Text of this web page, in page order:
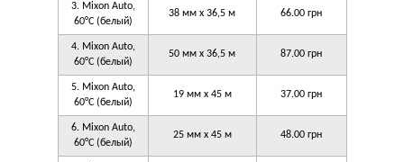
3. Mixon Auto,
60°C (белый)
38 мм x 36,5 м 66.00 грн
4. Mixon Auto,
60°C (белый)
50 мм x 36,5 м 87.00 грн
5. Mixon Auto,
60°C (белый)
19 мм x 45 м 37.00 грн
6. Mixon Auto,
60°C (белый)
25 мм x 45 м 48.00 грн